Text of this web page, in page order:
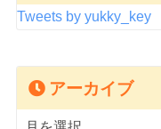
Tweets by yukky_key
アーカイブ